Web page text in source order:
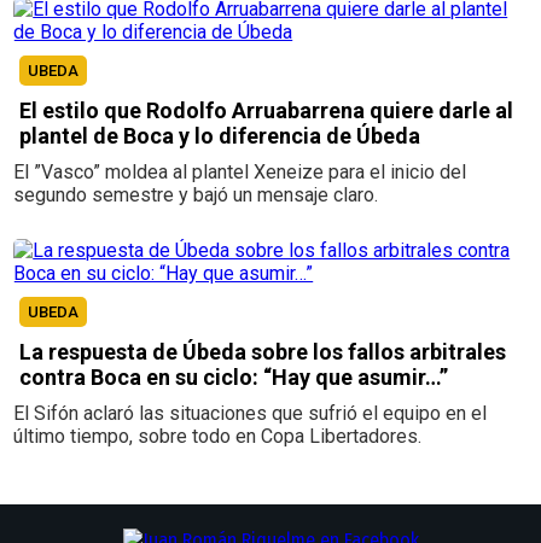
UBEDA
El estilo que Rodolfo Arruabarrena quiere darle al
plantel de Boca y lo diferencia de Úbeda
El ”Vasco” moldea al plantel Xeneize para el inicio del
segundo semestre y bajó un mensaje claro.
UBEDA
La respuesta de Úbeda sobre los fallos arbitrales
contra Boca en su ciclo: “Hay que asumir…”
El Sifón aclaró las situaciones que sufrió el equipo en el
último tiempo, sobre todo en Copa Libertadores.